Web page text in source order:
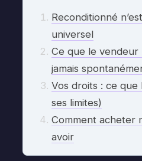
Reconditionné
universel
Ce que le vendeur
jamais
Vos droits : ce que
ses limites)
Comment acheter
avoir